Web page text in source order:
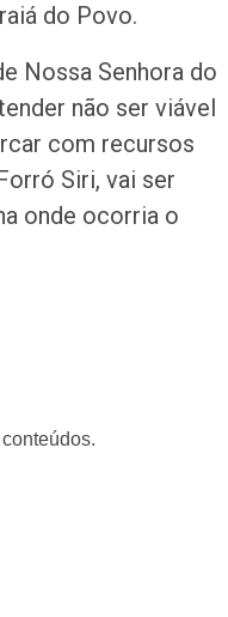
do Povo.
Nossa Senhora do
não ser viável
com recursos
Siri, vai ser
onde ocorria o